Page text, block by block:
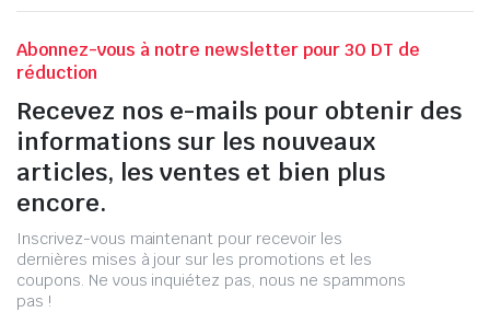
Abonnez-vous à notre newsletter pour 30 DT de
réduction
Recevez nos e-mails pour obtenir des
informations sur les nouveaux
articles, les ventes et bien plus
encore.
Inscrivez-vous maintenant pour recevoir les
dernières mises à jour sur les promotions et les
coupons. Ne vous inquiétez pas, nous ne spammons
pas !